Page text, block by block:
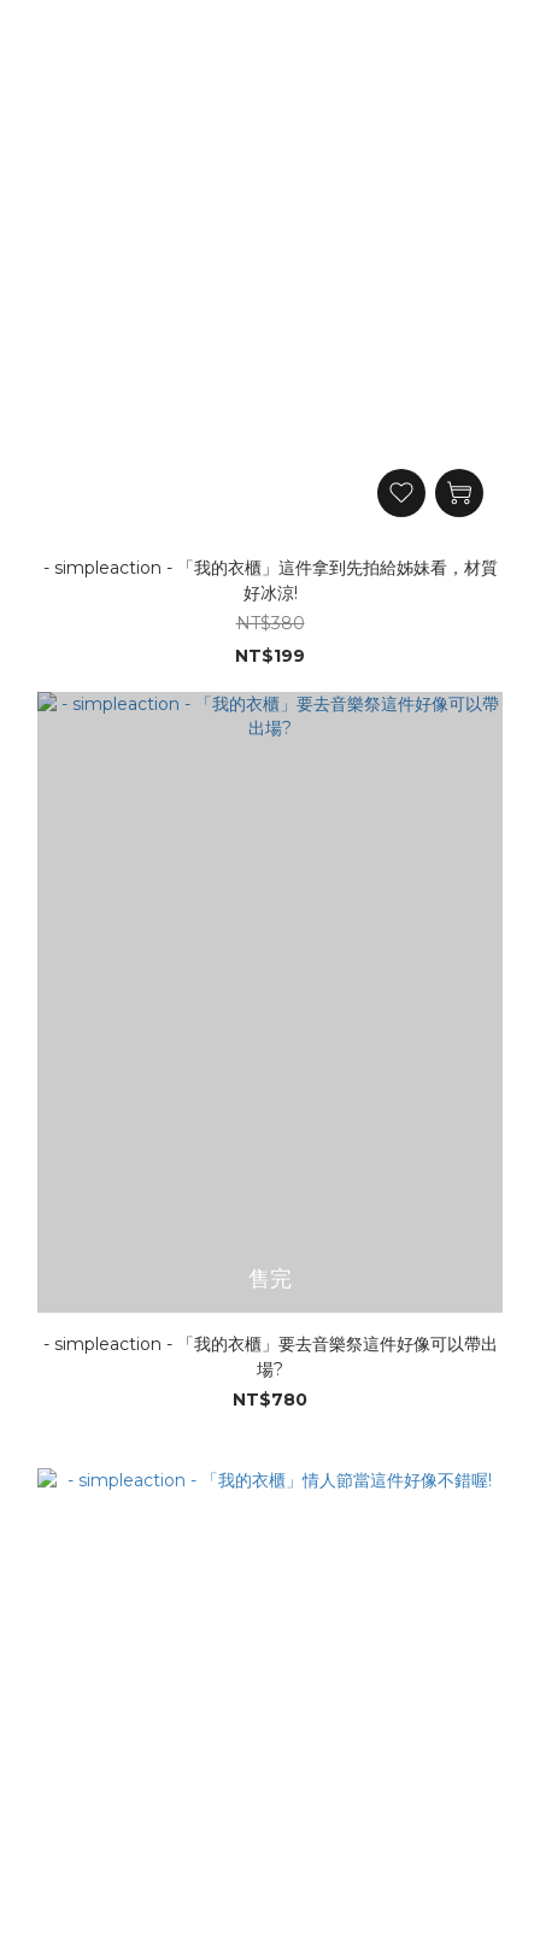
- simpleaction - 「我的衣櫃」這件拿到先拍給姊妹看，材質
好冰涼!
NT$380
NT$199
售完
- simpleaction - 「我的衣櫃」要去音樂祭這件好像可以帶出
場?
NT$780